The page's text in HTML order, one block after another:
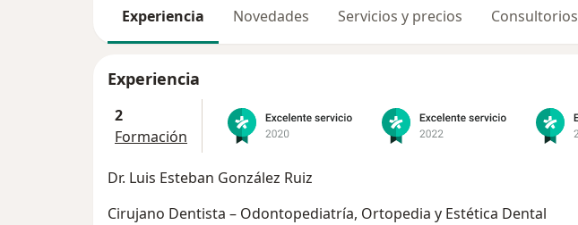
Experiencia Novedades Servicios y precios Consultorios
Experiencia
2
Formación
Dr. Luis Esteban González Ruiz
Cirujano Dentista – Odontopediatría, Ortopedia y Estética Dental